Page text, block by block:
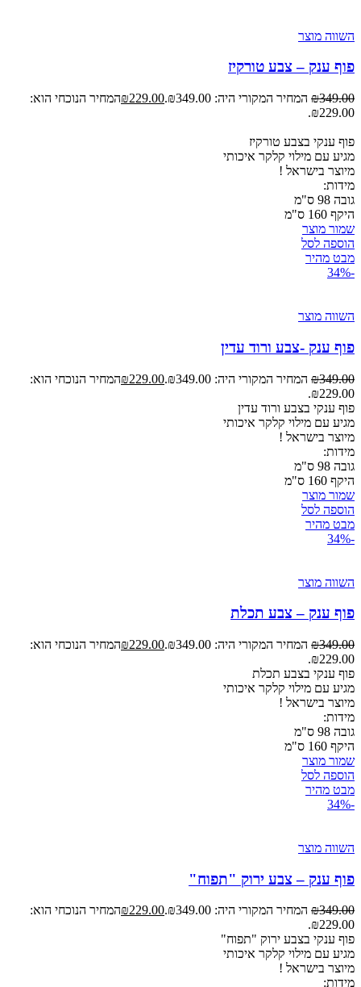
השווה מוצר
פוף ענק – צבע טורקיז
₪349.00 המחיר המקורי היה: ₪349.00. ₪229.00
המחיר הנוכחי הוא:
₪229.00.
פוף ענקי בצבע טורקיז
מגיע עם מילוי קלקר איכותי
מיוצר בישראל !
מידות:
גובה 98 ס"מ
היקף 160 ס"מ
שמור מוצר
הוספה לסל
מבט מהיר
-34%
השווה מוצר
פוף ענק -צבע ורוד עדין
₪349.00 המחיר המקורי היה: ₪349.00. ₪229.00
המחיר הנוכחי הוא:
₪229.00.
פוף ענקי בצבע ורוד עדין
מגיע עם מילוי קלקר איכותי
מיוצר בישראל !
מידות:
גובה 98 ס"מ
היקף 160 ס"מ
שמור מוצר
הוספה לסל
מבט מהיר
-34%
השווה מוצר
פוף ענק – צבע תכלת
₪349.00 המחיר המקורי היה: ₪349.00. ₪229.00
המחיר הנוכחי הוא:
₪229.00.
פוף ענקי בצבע תכלת
מגיע עם מילוי קלקר איכותי
מיוצר בישראל !
מידות:
גובה 98 ס"מ
היקף 160 ס"מ
שמור מוצר
הוספה לסל
מבט מהיר
-34%
השווה מוצר
פוף ענק – צבע ירוק "תפוח"
₪349.00 המחיר המקורי היה: ₪349.00. ₪229.00
המחיר הנוכחי הוא:
₪229.00.
פוף ענקי בצבע ירוק "תפוח"
מגיע עם מילוי קלקר איכותי
מיוצר בישראל !
מידות: